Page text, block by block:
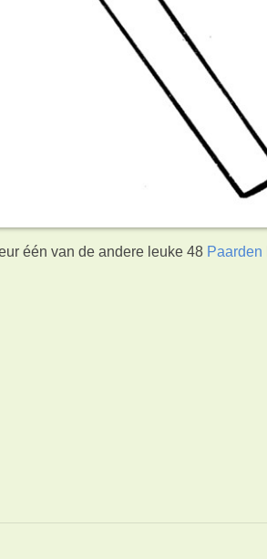
één van de andere leuke 48 Paarden